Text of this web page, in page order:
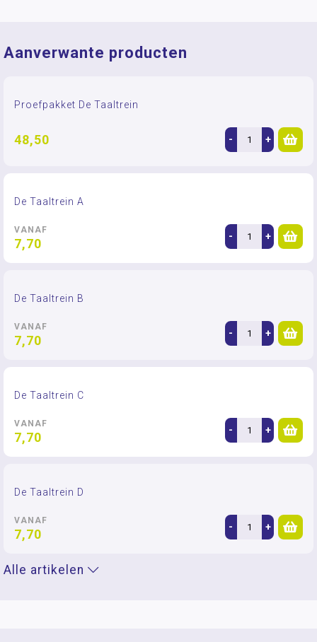
Aanverwante producten
Proefpakket De Taaltrein
48,50 - +
De Taaltrein A
VANAF
7,70 - +
De Taaltrein B
VANAF
7,70 - +
De Taaltrein C
VANAF
7,70 - +
De Taaltrein D
VANAF
7,70 - +
Alle artikelen